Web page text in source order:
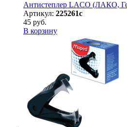
Антистеплер LACO (ЛАКО,
Артикул: 225261с
45 руб.
В корзину